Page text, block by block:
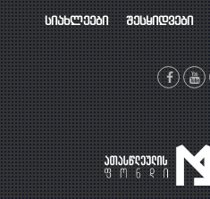
სიახლეები შესყიდვები